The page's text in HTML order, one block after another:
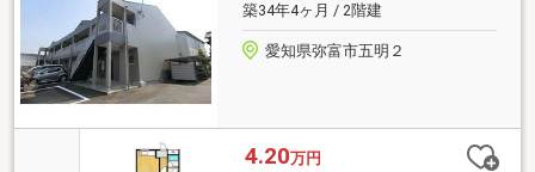
築34年4ヶ月 / 2階建
愛知県弥富市五明２
4.20万円